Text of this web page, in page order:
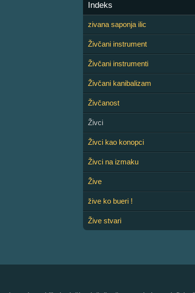
Indeks
zivana saponja ilic
Živčani instrument
Živčani instrumenti
Živčani kanibalizam
Živčanost
Živci
Živci kao konopci
Živci na izmaku
Žive
žive ko bueri !
Žive stvari